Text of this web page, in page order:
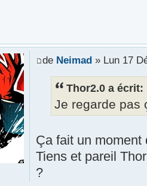
de Neimad» Lun 17
Thor2.0 a écrit:
Je regarde pas
Ça fait un
Tiens et pareil
?